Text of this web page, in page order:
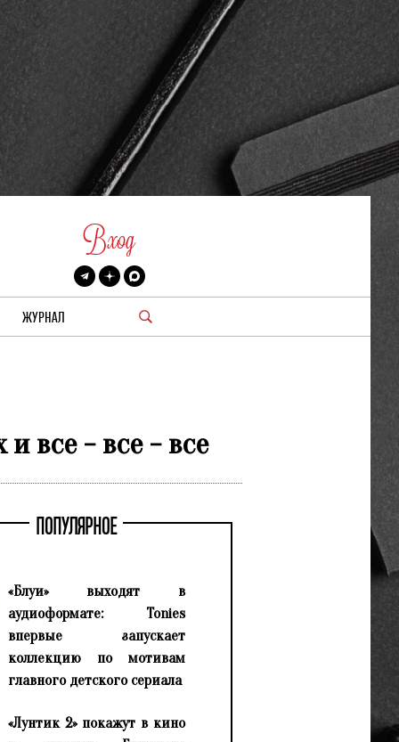
Вход
ЖУРНАЛ
все - все - все
ПОПУЛЯРНОЕ
«Блуи» выходят в
аудиоформате: Tonies
впервые запускает
коллекцию по мотивам
главного детского сериала
«Лунтик 2» покажут в кино